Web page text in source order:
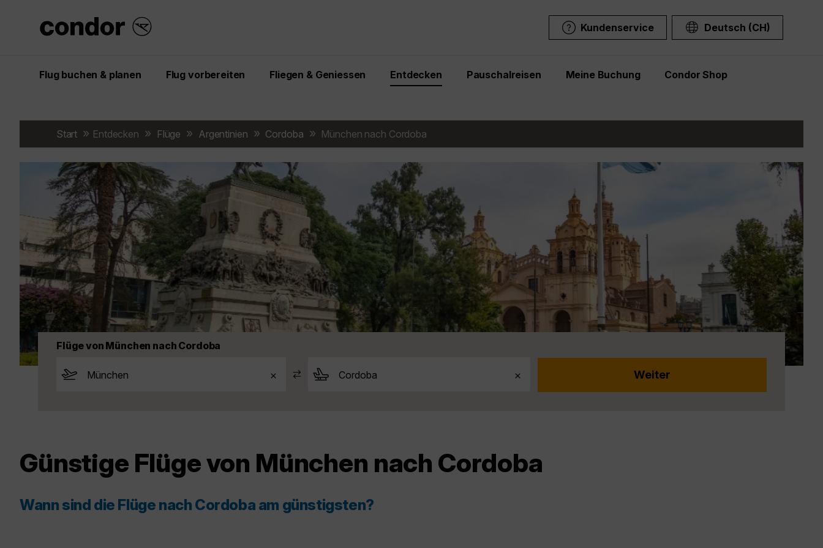
Kundenservice Deutsch (CH)
Flug buchen & planen Flug vorbereiten Fliegen & Geniessen Entdecken Pauschalreisen Meine Buchung Condor Shop
Start Entdecken Flüge Argentinien Cordoba München nach Cordoba
Flüge von München nach Cordoba
Günstige Flüge von München nach Cordoba
Wann sind die Flüge nach Cordoba am günstigsten?